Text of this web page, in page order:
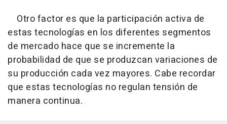
Otro factor es que la participación activa de
estas tecnologías en los diferentes segmentos
de mercado hace que se incremente la
probabilidad de que se produzcan variaciones de
su producción cada vez mayores. Cabe recordar
que estas tecnologías no regulan tensión de
manera continua.